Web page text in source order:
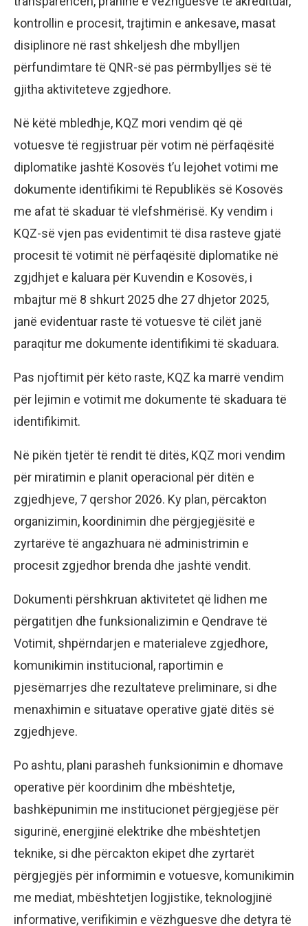
kontrollin e procesit, trajtimin e ankesave, masat
disiplinore në rast shkeljesh dhe mbylljen
përfundimtare të QNR-së pas përmbylljes së të
gjitha aktiviteteve zgjedhore.
Në këtë mbledhje, KQZ mori vendim që që
votuesve të regjistruar për votim në përfaqësitë
diplomatike jashtë Kosovës t’u lejohet votimi me
dokumente identifikimi të Republikës së Kosovës
me afat të skaduar të vlefshmërisë. Ky vendim i
KQZ-së vjen pas evidentimit të disa rasteve gjatë
procesit të votimit në përfaqësitë diplomatike në
zgjdhjet e kaluara për Kuvendin e Kosovës, i
mbajtur më 8 shkurt 2025 dhe 27 dhjetor 2025,
janë evidentuar raste të votuesve të cilët janë
paraqitur me dokumente identifikimi të skaduara.
Pas njoftimit për këto raste, KQZ ka marrë vendim
për lejimin e votimit me dokumente të skaduara të
identifikimit.
Në pikën tjetër të rendit të ditës, KQZ mori vendim
për miratimin e planit operacional për ditën e
zgjedhjeve, 7 qershor 2026. Ky plan, përcakton
organizimin, koordinimin dhe përgjegjësitë e
zyrtarëve të angazhuara në administrimin e
procesit zgjedhor brenda dhe jashtë vendit.
Dokumenti përshkruan aktivitetet që lidhen me
përgatitjen dhe funksionalizimin e Qendrave të
Votimit, shpërndarjen e materialeve zgjedhore,
komunikimin institucional, raportimin e
pjesëmarrjes dhe rezultateve preliminare, si dhe
menaxhimin e situatave operative gjatë ditës së
zgjedhjeve.
Po ashtu, plani parasheh funksionimin e dhomave
operative për koordinim dhe mbështetje,
bashkëpunimin me institucionet përgjegjëse për
sigurinë, energjinë elektrike dhe mbështetjen
teknike, si dhe përcakton ekipet dhe zyrtarët
përgjegjës për informimin e votuesve, komunikimin
me mediat, mbështetjen logjistike, teknologjinë
informative, verifikimin e vëzhguesve dhe detyra të